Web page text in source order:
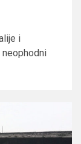
i